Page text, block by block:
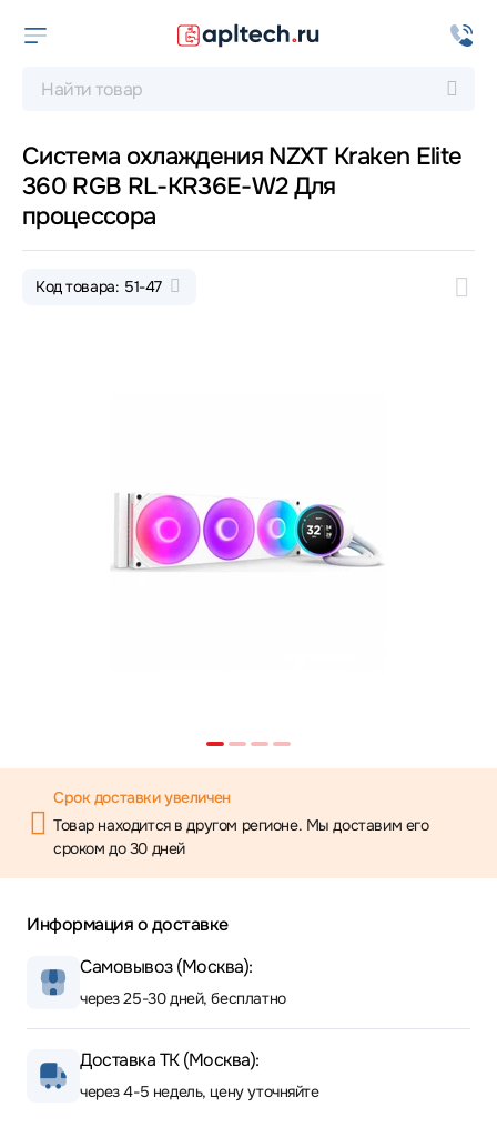
Система охлаждения NZXT Kraken Elite
360 RGB RL-KR36E-W2 Для
процессора
Код товара: 51-47
Срок доставки увеличен
Товар находится в другом регионе. Мы доставим его
сроком до 30 дней
Информация о доставке
Самовывоз (Москва):
через 25-30 дней, бесплатно
Доставка ТК (Москва):
через 4-5 недель, цену уточняйте